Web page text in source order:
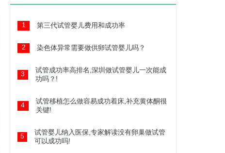
1 第三代试管婴儿费用和成功率
2 染色体异常需要做供卵试管婴儿吗？
3
试管成功率高排名,深圳做试管婴儿一次能成
功吗？!
4
试管移植怎么做容易成功着床,补充黄体酮很
关键!
5
试管婴儿纳入医保,专家解读没有卵巢做试管
可以成功吗!